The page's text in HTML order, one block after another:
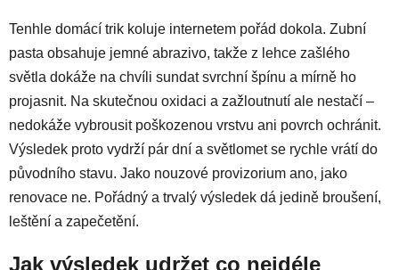
Tenhle domácí trik koluje internetem pořád dokola. Zubní
pasta obsahuje jemné abrazivo, takže z lehce zašlého
světla dokáže na chvíli sundat svrchní špínu a mírně ho
projasnit. Na skutečnou oxidaci a zažloutnutí ale nestačí –
nedokáže vybrousit poškozenou vrstvu ani povrch ochránit.
Výsledek proto vydrží pár dní a světlomet se rychle vrátí do
původního stavu. Jako nouzové provizorium ano, jako
renovace ne. Pořádný a trvalý výsledek dá jedině broušení,
leštění a zapečetění.
Jak výsledek udržet co nejdéle